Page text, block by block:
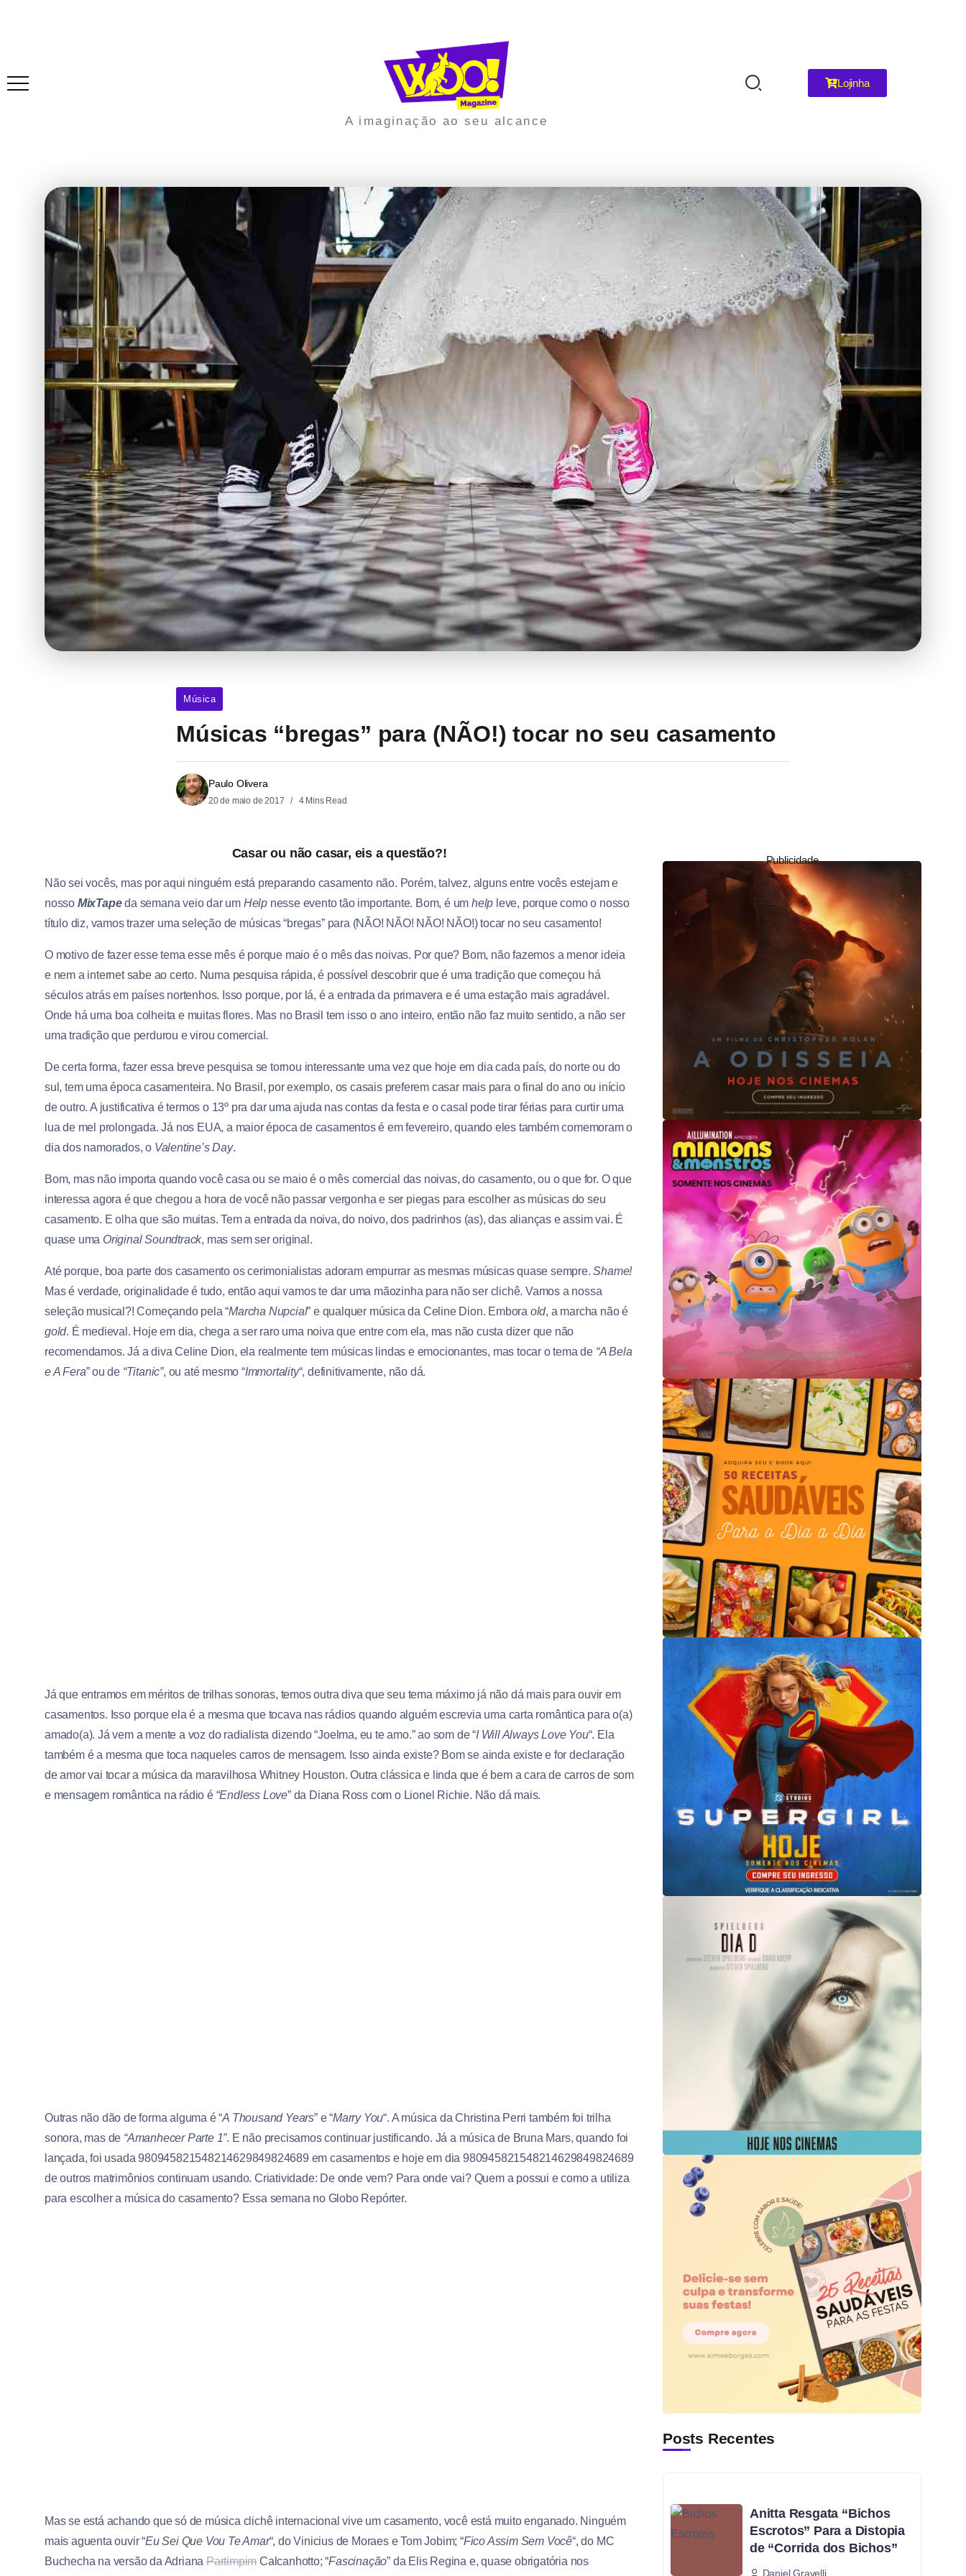
A imaginação ao seu alcance
Lojinha
Música
Músicas “bregas” para (NÃO!) tocar no seu casamento
Paulo Olivera
20 de maio de 2017 4 Mins Read
Casar ou não casar, eis a questão?!
Não sei vocês, mas por aqui ninguém está preparando casamento não. Porém, talvez, alguns entre vocês estejam e
nosso MixTapeda semana veio dar um Help nesse evento tão importante. Bom, é umhelp leve, porque como o nosso
título diz, vamos trazer uma seleção de músicas “bregas” para (NÃO! NÃO! NÃO! NÃO!) tocar no seu casamento!
O motivo de fazer esse tema esse mês é porque maio é o mês das noivas. Por que? Bom, não fazemos a menor ideia
e nem a internet sabe ao certo. Numa pesquisa rápida, é possível descobrir que é uma tradição que começou há
séculos atrás em países nortenhos. Isso porque, por lá, é a entrada da primavera e é uma estação mais agradável.
Onde há uma boa colheita e muitas flores. Mas no Brasil tem isso o ano inteiro, então não faz muito sentido, a não ser
uma tradição que perdurou e virou comercial.
De certa forma, fazer essa breve pesquisa se tornou interessante uma vez que hoje em dia cada país, do norte ou do
sul, tem uma época casamenteira. No Brasil, por exemplo, os casais preferem casar mais para o final do ano ou início
de outro. A justificativa é termos o 13º pra dar uma ajuda nas contas da festa e o casal pode tirar férias para curtir uma
lua de mel prolongada. Já nos EUA, a maior época de casamentos é em fevereiro, quando eles também comemoram o
dia dos namorados, o Valentine’s Day.
Bom, mas não importa quando você casa ou se maio é o mês comercial das noivas, do casamento, ou o que for. O que
interessa agora é que chegou a hora de você não passar vergonha e ser piegas para escolher as músicas do seu
casamento. E olha que são muitas. Tem a entrada da noiva, do noivo, dos padrinhos (as), das alianças e assim vai. É
quase uma Original Soundtrack, mas sem ser original.
Até porque, boa parte dos casamento os cerimonialistas adoram empurrar as mesmas músicas quase sempre.Shame!
Mas é verdade, originalidade é tudo, então aqui vamos te dar uma mãozinha para não ser clichê. Vamos a nossa
seleção musical?! Começando pela “Marcha Nupcial” e qualquer música da Celine Dion. Embora old, a marcha não é
gold. É medieval. Hoje em dia, chega a ser raro uma noiva que entre com ela, mas não custa dizer que não
recomendamos. Já a diva Celine Dion, ela realmente tem músicas lindas e emocionantes, mas tocar o tema de “A Bela
e A Fera”ou de “Titanic”, ou até mesmo “Immortality“, definitivamente, não dá.
Já que entramos em méritos de trilhas sonoras, temos outra diva que seu tema máximo já não dá mais para ouvir em
casamentos. Isso porque ela é a mesma que tocava nas rádios quando alguém escrevia uma carta romântica para o(a)
amado(a). Já vem a mente a voz do radialista dizendo “Joelma, eu te amo.” ao som de “I Will Always Love You“. Ela
também é a mesma que toca naqueles carros de mensagem. Isso ainda existe? Bom se ainda existe e for declaração
de amor vai tocar a música da maravilhosa Whitney Houston. Outra clássica e linda que é bem a cara de carros de som
e mensagem romântica na rádio é “Endless Love” da Diana Ross com o Lionel Richie. Não dá mais.
Outras não dão de forma alguma é “A Thousand Years” e “Marry You“. A música da Christina Perri também foi trilha
sonora, mas de “Amanhecer Parte 1”. E não precisamos continuar justificando. Já a música de Bruna Mars, quando foi
lançada, foi usada 980945821548214629849824689 em casamentos e hoje em dia 980945821548214629849824689
de outros matrimônios continuam usando. Criatividade: De onde vem? Para onde vai? Quem a possui e como a utiliza
para escolher a música do casamento? Essa semana no Globo Repórter.
Mas se está achando que só de música clichê internacional vive um casamento, você está muito enganado. Ninguém
mais aguenta ouvir “Eu Sei Que Vou Te Amar“, do Vinicius de Moraes e Tom Jobim; “Fico Assim Sem Você“, do MC
Buchecha na versão da AdrianaPartimpim Calcanhotto; “Fascinação” da Elis Regina e, quase obrigatória nos
Publicidade
Posts Recentes
Anitta Resgata “Bichos
Escrotos” Para a Distopia
de “Corrida dos Bichos”
Daniel Gravelli